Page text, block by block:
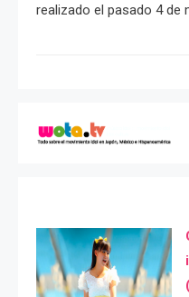
realizado el pasado 4 de